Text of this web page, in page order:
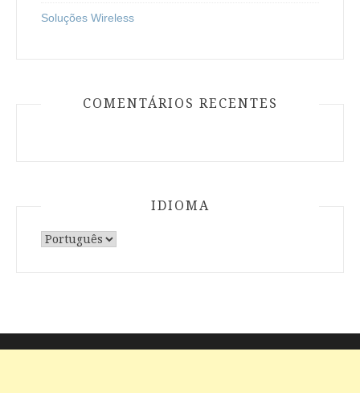
Soluções Wireless
COMENTÁRIOS RECENTES
IDIOMA
Escolha